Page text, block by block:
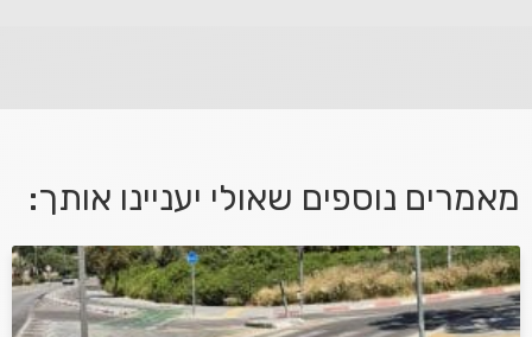
אני מאשר/ת קבלת דיוור במייל ושימוש בפרטים בהתאם
למדיניות הפרטיות
מאמרים נוספים שאולי יעניינו אותך: